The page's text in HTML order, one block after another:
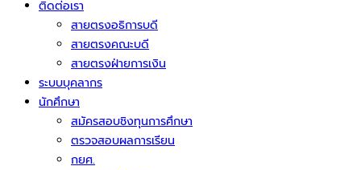
ติดต่อเรา
สายตรงอธิการบดี
สายตรงคณะบดี
สายตรงฝ่ายการเงิน
ระบบบุคลากร
นักศึกษา
สมัครสอบชิงทุนการศึกษา
ตรวจสอบผลการเรียน
กยศ.